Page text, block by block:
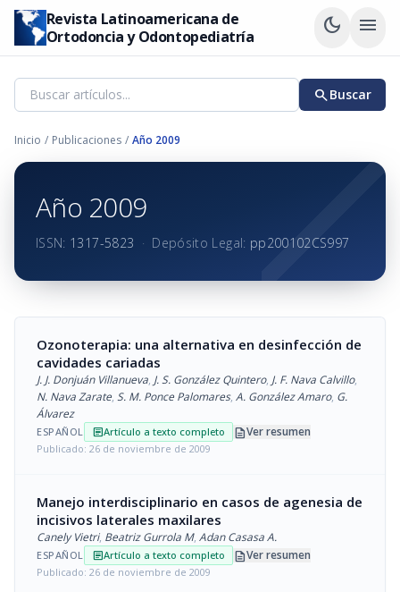
Revista Latinoamericana de
Ortodoncia y Odontopediatría
dark_mode menu
searchBuscar
Inicio / Publicaciones / Año 2009
Año 2009
ISSN: 1317-5823 · Depósito Legal: pp200102CS997
Ozonoterapia: una alternativa en desinfección de
cavidades cariadas
J. J. Donjuán Villanueva, J. S. González Quintero, J. F. Nava Calvillo,
N. Nava Zarate, S. M. Ponce Palomares, A. González Amaro, G.
Álvarez
ESPAÑOL articleArtículo a texto completo descriptionVer resumen
Publicado: 26 de noviembre de 2009
Manejo interdisciplinario en casos de agenesia de
incisivos laterales maxilares
Canely Vietri, Beatriz Gurrola M, Adan Casasa A.
ESPAÑOL articleArtículo a texto completo descriptionVer resumen
Publicado: 26 de noviembre de 2009